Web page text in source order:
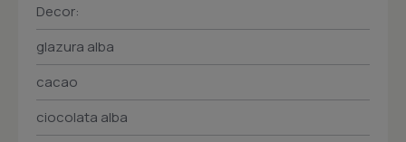
Decor:
glazura alba
cacao
ciocolata alba